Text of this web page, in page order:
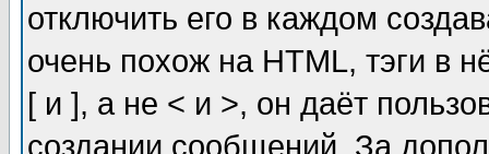
отключить его в каждом
очень похож на HTML, тэги в
[ и ], а не < и >, он даёт
создании сообщений. За